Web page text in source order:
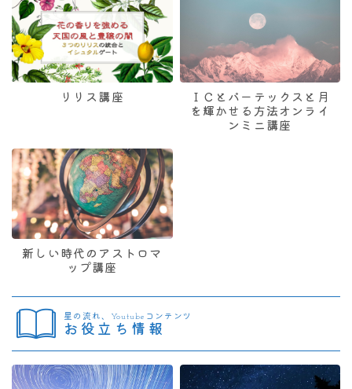
リリス講座
ＩＣとバーテックスと月
を輝かせる方法オンライ
ンミニ講座
新しい時代のアストロマ
ップ講座
星の流れ、Youtubeコンテンツ
お役立ち情報